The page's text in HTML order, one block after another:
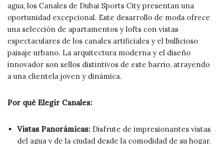
agua, los Canales de Dubai Sports City presentan una
oportunidad excepcional. Este desarrollo de moda ofrece
una selección de apartamentos y lofts con vistas
espectaculares de los canales artificiales y el bullicioso
paisaje urbano. La arquitectura moderna y el diseño
innovador son sellos distintivos de este barrio, atrayendo
a una clientela joven y dinámica.
Por qué Elegir Canales:
Vistas Panorámicas: Disfrute de impresionantes vistas
del agua y de la ciudad desde la comodidad de su hogar.